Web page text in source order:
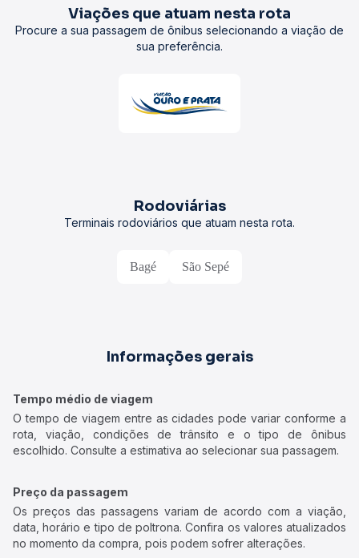
Viações que atuam nesta rota
Procure a sua passagem de ônibus selecionando a viação de
sua preferência.
Rodoviárias
Terminais rodoviários que atuam nesta rota.
Bagé São Sepé
Informações gerais
Tempo médio de viagem
O tempo de viagem entre as cidades pode variar conforme a
rota, viação, condições de trânsito e o tipo de ônibus
escolhido. Consulte a estimativa ao selecionar sua passagem.
Preço da passagem
Os preços das passagens variam de acordo com a viação,
data, horário e tipo de poltrona. Confira os valores atualizados
no momento da compra, pois podem sofrer alterações.